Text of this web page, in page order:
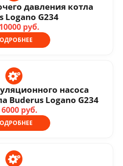
давления котла
Logano G234
руб.
насоса
Buderus Logano G234
руб.